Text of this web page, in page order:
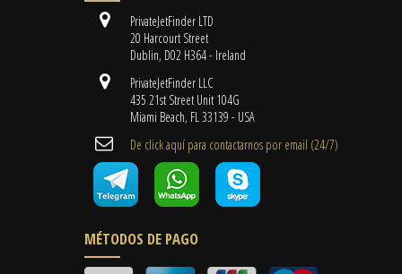
PrivateJetFinder LTD
20 Harcourt Street
Dublin, D02 H364 - Ireland
PrivateJetFinder LLC
435 21st Street Unit 104G
Miami Beach, FL 33139 - USA
De click aquí para contactarnos por email ​(24/7)
MÉTODOS DE PAGO